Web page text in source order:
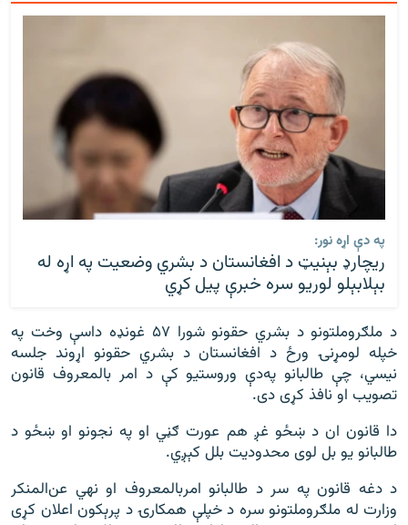
په دې اړه نور:
ريچارډ بېنيټ د افغانستان د بشري وضعيت په اړه له
بېلابېلو لوريو سره خبرې پيل کړي
د ملګرو‌ملتونو د بشري حقونو شورا ۵۷ غونډه داسې وخت په
خپله لومړنۍ ورځ د افغانستان د بشري حقونو اړوند جلسه
نیسي، چې طالبانو په‌دې وروستیو کې د امر بالمعروف قانون
تصویب او نافذ کړی دی.
دا قانون ان د ښځو غږ هم عورت ګڼي او په نجونو او ښځو د
طالبانو یو بل لوی محدودیت بلل کېږي.
د دغه قانون په سر د طالبانو امربالمعروف او نهي عن‌المنکر
وزارت له ملګروملتونو سره د خپلې همکارۍ د پرېکون اعلان کړی